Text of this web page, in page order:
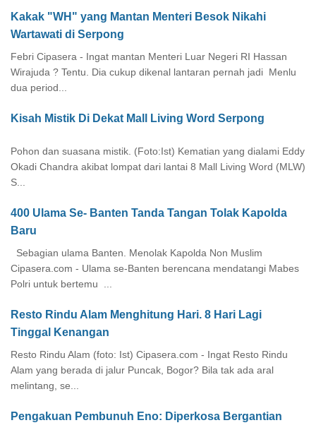
Kakak "WH" yang Mantan Menteri Besok Nikahi
Wartawati di Serpong
Febri Cipasera - Ingat mantan Menteri Luar Negeri RI Hassan
Wirajuda ? Tentu. Dia cukup dikenal lantaran pernah jadi Menlu
dua period...
Kisah Mistik Di Dekat Mall Living Word Serpong
Pohon dan suasana mistik. (Foto:Ist) Kematian yang dialami Eddy
Okadi Chandra akibat lompat dari lantai 8 Mall Living Word (MLW)
S...
400 Ulama Se- Banten Tanda Tangan Tolak Kapolda
Baru
Sebagian ulama Banten. Menolak Kapolda Non Muslim
Cipasera.com - Ulama se-Banten berencana mendatangi Mabes
Polri untuk bertemu ...
Resto Rindu Alam Menghitung Hari. 8 Hari Lagi
Tinggal Kenangan
Resto Rindu Alam (foto: Ist) Cipasera.com - Ingat Resto Rindu
Alam yang berada di jalur Puncak, Bogor? Bila tak ada aral
melintang, se...
Pengakuan Pembunuh Eno: Diperkosa Bergantian